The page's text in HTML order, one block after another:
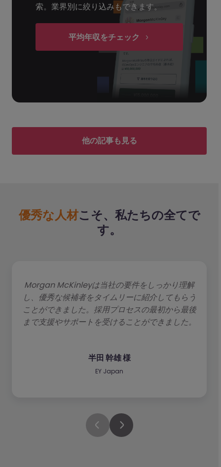
索。業界別に絞り込みもできます。
平均年収をチェック
他の記事も見る
優秀な人材こそ、私たちの全てで
す。
Morgan McKinleyは当社の要件をしっかり理解
し、優秀な候補者をタイムリーに紹介してもらう
ことができました。採用プロセスの最初から最後
まで支援やサポートを受けることができました。
半田 幹雄 様
EY Japan